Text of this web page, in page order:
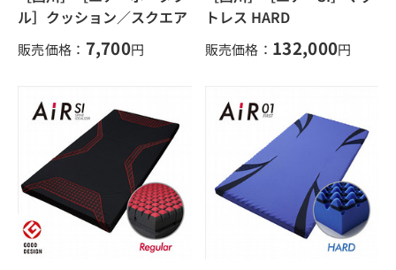
ル］クッション／スクエア
販売価格： 7,700円
トレス HARD
販売価格： 132,000円